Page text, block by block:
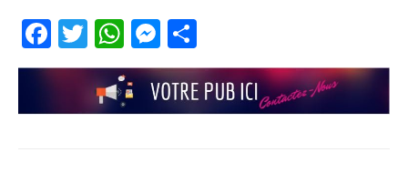
Facebook
TwitterWhatsApp
Messenger